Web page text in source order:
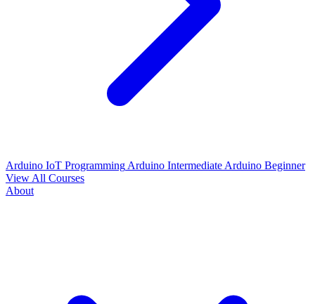
Arduino IoT Programming Arduino Intermediate Arduino Beginner
View All Courses
About